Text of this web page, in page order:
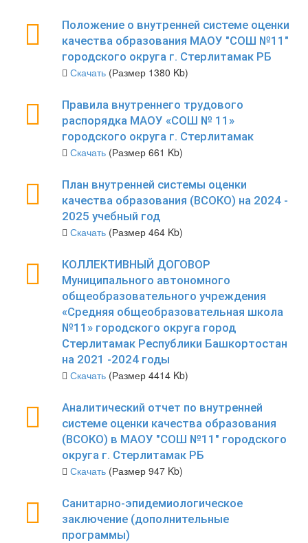
Положение о внутренней системе оценки
качества образования МАОУ "СОШ №11"
городского округа г. Стерлитамак РБ
Скачать(Размер 1380 Kb)
Правила внутреннего трудового
распорядка МАОУ «СОШ № 11»
городского округа г. Стерлитамак
Скачать(Размер 661 Kb)
План внутренней системы оценки
качества образования (ВСОКО) на 2024 -
2025 учебный год
Скачать(Размер 464 Kb)
КОЛЛЕКТИВНЫЙ ДОГОВОР
Муниципального автономного
общеобразовательного учреждения
«Средняя общеобразовательная школа
№11» городского округа город
Стерлитамак Республики Башкортостан
на 2021 -2024 годы
Скачать(Размер 4414 Kb)
Аналитический отчет по внутренней
системе оценки качества образования
(ВСОКО) в МАОУ "СОШ №11" городского
округа г. Стерлитамак РБ
Скачать(Размер 947 Kb)
Санитарно-эпидемиологическое
заключение (дополнительные
программы)